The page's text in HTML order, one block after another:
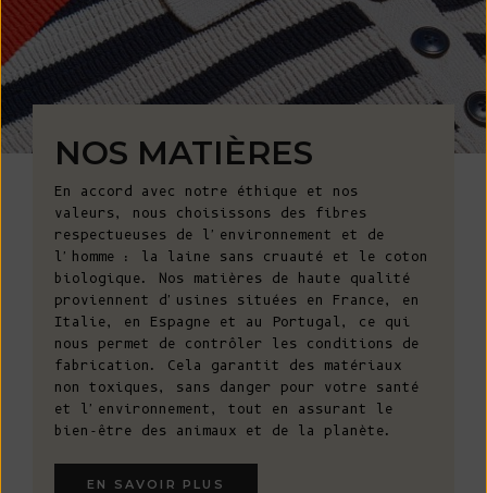
NOS MATIÈRES
En accord avec notre éthique et nos
valeurs, nous choisissons des fibres
respectueuses de l'environnement et de
l'homme : la laine sans cruauté et le coton
biologique. Nos matières de haute qualité
proviennent d'usines situées en France, en
Italie, en Espagne et au Portugal, ce qui
nous permet de contrôler les conditions de
fabrication. Cela garantit des matériaux
non toxiques, sans danger pour votre santé
et l'environnement, tout en assurant le
bien-être des animaux et de la planète.
EN SAVOIR PLUS